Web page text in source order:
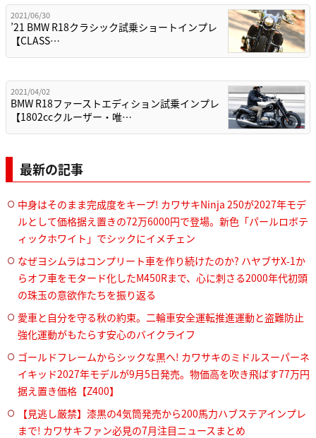
2021/06/30
’21 BMW R18クラシック試乗ショートインプレ
【CLASS…
2021/04/02
BMW R18ファーストエディション試乗インプレ
【1802ccクルーザー・唯…
最新の記事
中身はそのまま完成度をキープ! カワサキNinja 250が2027年モデ
ルとして価格据え置きの72万6000円で登場。新色「パールロボテ
ィックホワイト」でシックにイメチェン
なぜヨシムラはコンプリート車を作り続けたのか? ハヤブサX-1か
らオフ車をモタード化したM450Rまで、心に刺さる2000年代初頭
の珠玉の意欲作たちを振り返る
愛車と自分を守る秋の約束。二輪車安全運転推進運動と盗難防止
強化運動がもたらす安心のバイクライフ
ゴールドフレームからシックな黒へ! カワサキのミドルスーパーネ
イキッド2027年モデルが9月5日発売。物価高を吹き飛ばす77万円
据え置き価格【Z400】
【見逃し厳禁】漆黒の4気筒発売から200馬力ハブステアインプレ
まで! カワサキファン必見の7月注目ニュースまとめ